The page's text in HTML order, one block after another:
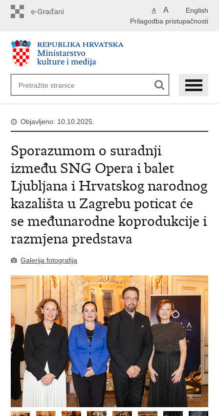
English
A A
Prilagodba pristupačnosti
Objavljeno: 10.10.2025.
​Sporazumom o suradnji
između SNG Opera i balet
Ljubljana i Hrvatskog narodnog
kazališta u Zagrebu poticat će
se međunarodne koprodukcije i
razmjena predstava
Galerija fotografija